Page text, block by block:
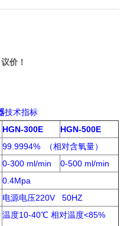
价！
技术指标
HGN-300E
HGN-500E
99.9994% （相对含氧量）
0-300 ml/min
0-500 ml/min
0.4Mpa
电源电压220V 50HZ
温度10-40℃ 相对温度<85%